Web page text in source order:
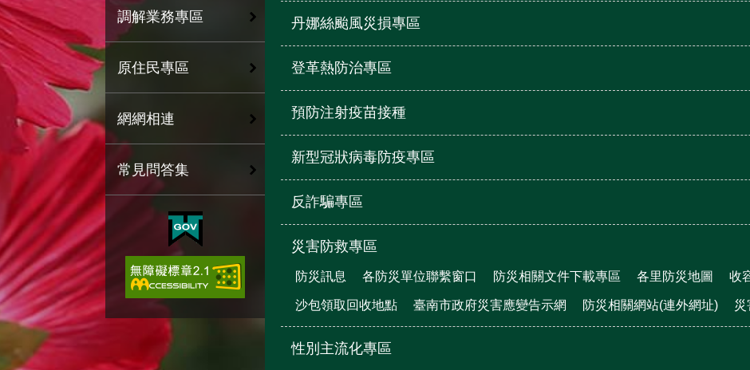
調解業務專區
原住民專區
網網相連
常見問答集
丹娜絲颱風災損專區
登革熱防治專區
預防注射疫苗接種
新型冠狀病毒防疫專區
反詐騙專區
災害防救專區
防災訊息 各防災單位聯繫窗口 防災相關文件下載專區 各里防災地圖 收
沙包領取回收地點 臺南市政府災害應變告示網 防災相關網站(連外網址) 災
性別主流化專區